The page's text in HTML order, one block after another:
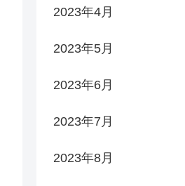
2023年4月
2023年5月
2023年6月
2023年7月
2023年8月